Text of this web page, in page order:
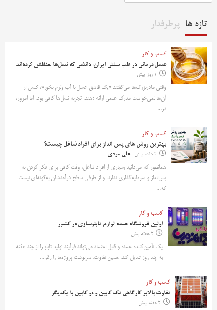
تازه ها پرطرفدار
کسب و کار
عسل درمانی در طب سنتی ایران؛ دانشی که نسل‌ها حفظش کرده‌اند
1 روز پیش
وقتی مادربزرگ‌ها می‌گفتند «یک قاشق عسل با آب ولرم بخور»، کسی از
آن‌ها نمی‌خواست مدرک علمی ارائه دهند. تجربه نسل‌ها کافی بود. اما امروز،
در...
کسب و کار
بهترین روش‌ های پس‌ انداز برای افراد شاغل چیست؟
2 هفته پیش
علی مردی
همانطور که می‌دانید بسیاری از افراد شاغل، وقت کافی برای فکر کردن به
پس‌انداز و سرمایه‌گذاری ندارند و از طرفی سطح درآمدشان به‌گونه‌ای نیست
که...
کسب و کار
اولین فروشگاه عمده لوازم تابلوسازی در کشور
2 هفته پیش
یک تأمین‌کننده عمده و قابل اعتماد می‌تواند فرآیند تولید تابلو را از چند هفته
به چند روز تبدیل کند؛ همین تفاوت، سرنوشت پروژه‌ها را رقم...
کسب و کار
تفاوت بالابر کارگاهی تک کابین و دو کابین با یکدیگر
2 هفته پیش